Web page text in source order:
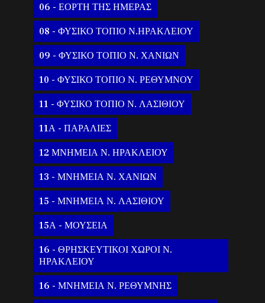
06 - ΕΟΡΤΗ ΤΗΣ ΗΜΕΡΑΣ
08 - ΦΥΣΙΚΟ ΤΟΠΙΟ Ν.ΗΡΑΚΛΕΙΟΥ
09 - ΦΥΣΙΚΟ ΤΟΠΙΟ Ν. ΧΑΝΙΩΝ
10 - ΦΥΣΙΚΟ ΤΟΠΙΟ Ν. ΡΕΘΥΜΝΟΥ
11 - ΦΥΣΙΚΟ ΤΟΠΙΟ Ν. ΛΑΣΙΘΙΟΥ
11Α - ΠΑΡΑΛΙΕΣ
12 ΜΝΗΜΕΙΑ Ν. ΗΡΑΚΛΕΙΟΥ
13 - ΜΝΗΜΕΙΑ Ν. ΧΑΝΙΩΝ
15 - ΜΝΗΜΕΙΑ Ν. ΛΑΣΙΘΙΟΥ
15Α - ΜΟΥΣΕΙΑ
16 - ΘΡΗΣΚΕΥΤΙΚΟΙ ΧΩΡΟΙ Ν.
ΗΡΑΚΛΕΙΟΥ
16 - ΜΝΗΜΕΙΑ Ν. ΡΕΘΥΜΝΗΣ